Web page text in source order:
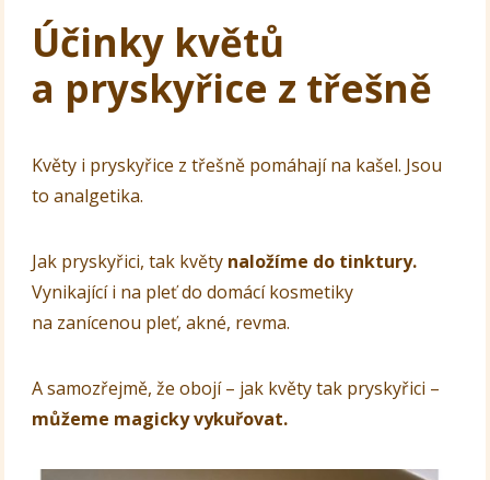
Účinky květů
a pryskyřice z třešně
Květy i pryskyřice z třešně pomáhají na kašel. Jsou
to analgetika.
Jak pryskyřici, tak květy naložíme do tinktury.
Vynikající i na pleť do domácí kosmetiky
na zanícenou pleť, akné, revma.
A samozřejmě, že obojí – jak květy tak pryskyřici –
můžeme magicky vykuřovat.